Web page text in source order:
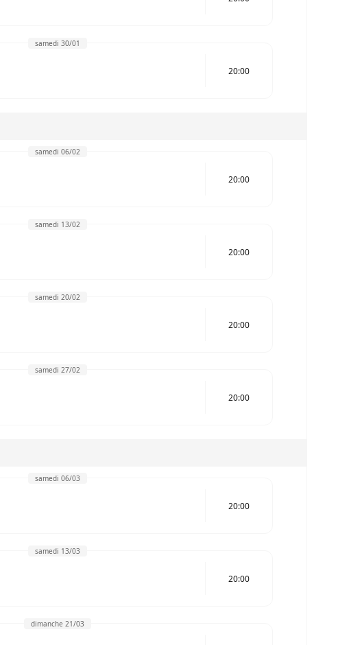
samedi 30/01
20:00
samedi 06/02
20:00
samedi 13/02
20:00
samedi 20/02
20:00
samedi 27/02
20:00
samedi 06/03
20:00
samedi 13/03
20:00
dimanche 21/03